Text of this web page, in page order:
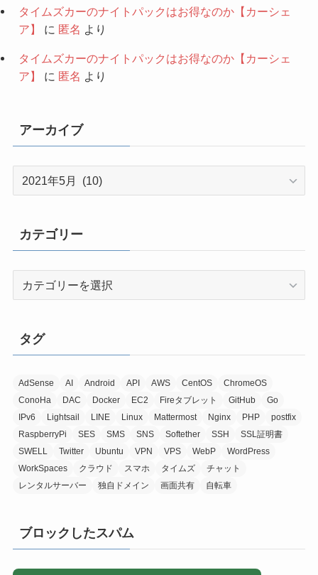
タイムズカーのナイトパックはお得なのか【カーシェ
ア】
に 匿名 より
タイムズカーのナイトパックはお得なのか【カーシェ
ア】
に 匿名 より
アーカイブ
ブ
カテゴリー
ー
タグ
AdSense AI Android API AWS CentOS
ChromeOS
ConoHa
DAC Docker EC2 Fireタブレット GitHub
Go
IPv6
Lightsail LINE Linux Mattermost Nginx PHP
postfix
RaspberryPi
SES SMS SNS Softether SSH
SSL証明書
SWELL
Twitter Ubuntu VPN VPS WebP
WordPress
WorkSpaces
クラウド スマホ タイムズ
チャット
レンタルサーバー
独自ドメイン 画面共有 自転車
ブロックしたスパム